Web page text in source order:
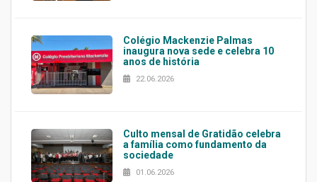
Colégio Mackenzie Palmas
inaugura nova sede e celebra 10
anos de história
22.06.2026
Culto mensal de Gratidão celebra
a família como fundamento da
sociedade
01.06.2026